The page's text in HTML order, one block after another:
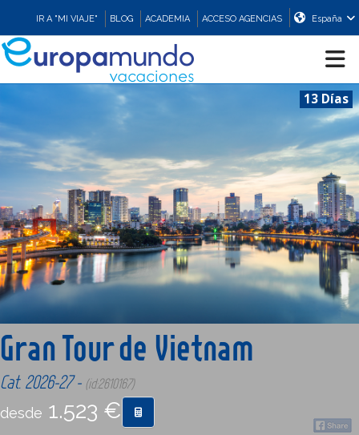
IR A "MI VIAJE" BLOG ACADEMIA ACCESO AGENCIAS España
EUROPA
ASIA
ORIENTE
COMPRAR
CONTACTO
13 Días
Gran Tour de Vietnam
Cat. 2026-27 - (id:2610167)
desde 1.523 €